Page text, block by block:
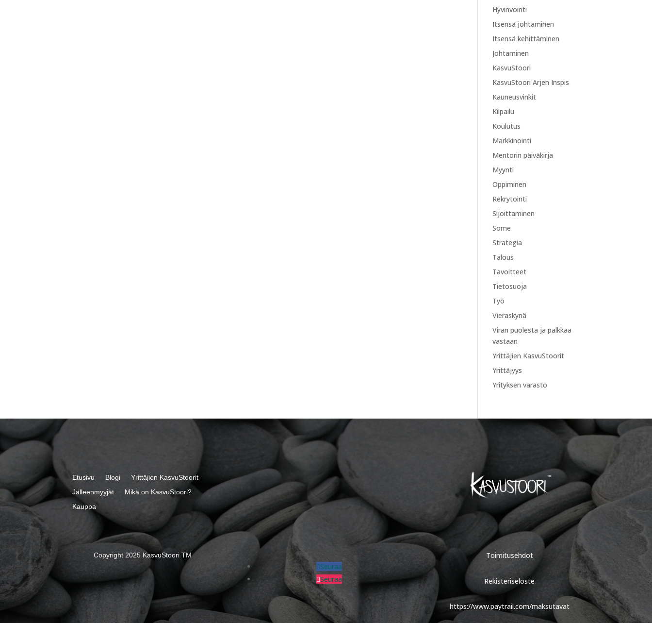
Hyvinvointi
Itsensä johtaminen
Itsensä kehittäminen
Johtaminen
KasvuStoori
KasvuStoori Arjen Inspis
Kauneusvinkit
Kilpailu
Koulutus
Markkinointi
Mentorin päiväkirja
Myynti
Oppiminen
Rekrytointi
Sijoittaminen
Some
Strategia
Talous
Tavoitteet
Tietosuoja
Työ
Vieraskynä
Viran puolesta ja palkkaa
vastaan
Yrittäjien KasvuStoorit
Yrittäjyys
Yrityksen varasto
Etusivu Blogi
Yrittäjien KasvuStoorit
Jälleenmyyjät
Mikä on KasvuStoori?
Kauppa
Copyright 2025 KasvuStoori TM
Seuraa
Seuraa
Toimitusehdot
Rekisteriseloste
https://www.paytrail.com/maksutavat